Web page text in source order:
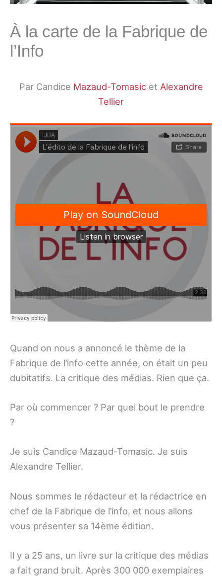
À la carte de la Fabrique de
l’Info
Par Candice Mazaud-Tomasicet Alexandre
Tellier
Quand on nous a annoncé le thème de la
Fabrique de l’info cette année, on était un peu
dubitatifs. La critique des médias. Rien que ça.
Par où commencer ? Par quel bout le prendre
?
Je suis Candice Mazaud-Tomasic. Je suis
Alexandre Tellier.
Nous sommes le rédacteur et la rédactrice en
chef de la Fabrique de l’info, et nous allons
vous présenter sa 14ème édition.
Il y a 25 ans, un livre sur la critique des médias
a fait grand bruit. Après 300 000 exemplaires